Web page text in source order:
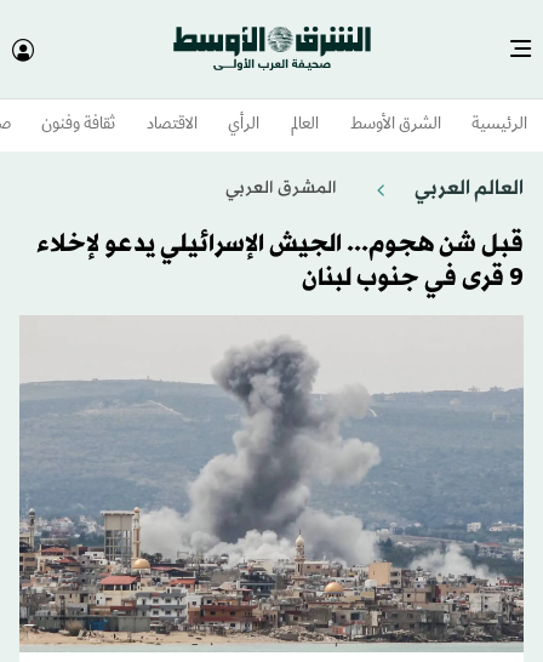
الرئيسية الشرق الأوسط​ العالم الرأي الاقتصاد ثقافة وفنون
العالم العربي المشرق العربي
قبل شن هجوم... الجيش الإسرائيلي يدعو لإخلاء
9 قرى في جنوب لبنان